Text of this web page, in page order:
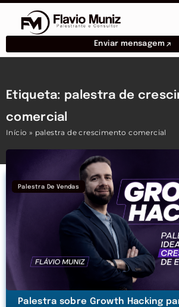
Enviar mensagem
Etiqueta: palestra de
comercial
Início » palestra de crescimento comercial
Palestra De Vendas
Palestra sobre Growth Hacking